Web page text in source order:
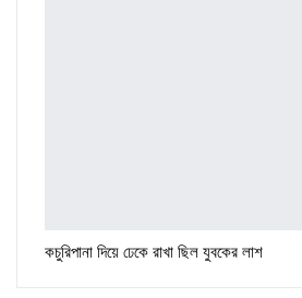
কচুরিপানা দিয়ে ঢেকে রাখা ছিল যুবকের লাশ